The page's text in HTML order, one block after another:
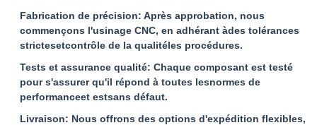
Fabrication de précision: Après approbation, nous
commençons l'usinage CNC, en adhérant àdes tolérances
strictesetcontrôle de la qualitéles procédures.
Tests et assurance qualité: Chaque composant est testé
pour s'assurer qu'il répond à toutes lesnormes de
performanceet estsans défaut.
Livraison: Nous offrons des options d'expédition flexibles,